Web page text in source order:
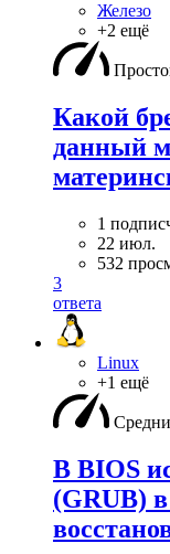
Железо
+2 ещё
Какой
данный
1
22 июл.
532
3
ответа
Linux
+1 ещё
В BIOS
(GRUB)